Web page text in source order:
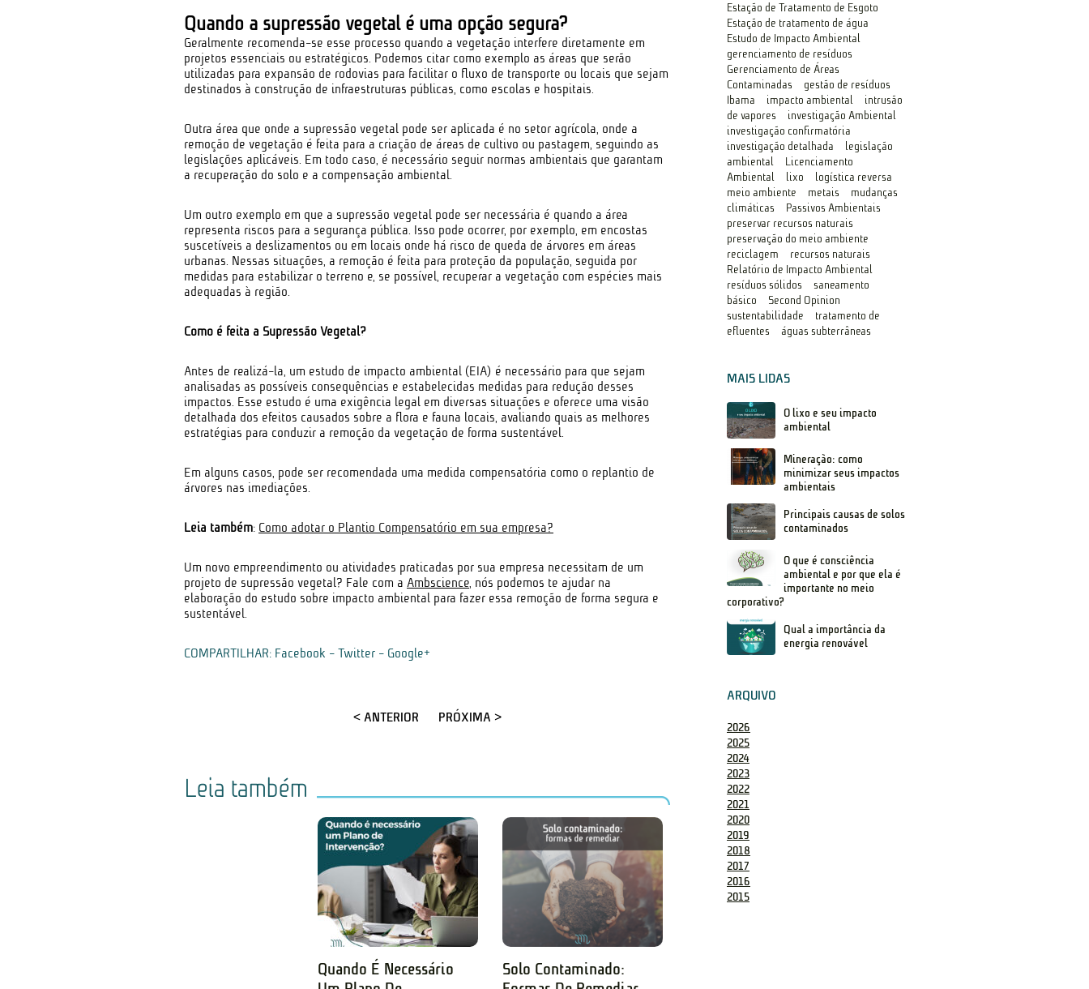
Quando a supressão vegetal é uma opção segura?
Geralmente recomenda-se esse processo quando a vegetação interfere diretamente em
projetos essenciais ou estratégicos. Podemos citar como exemplo as áreas que serão
utilizadas para expansão de rodovias para facilitar o fluxo de transporte ou locais que sejam
destinados à construção de infraestruturas públicas, como escolas e hospitais.
Outra área que onde a supressão vegetal pode ser aplicada é no setor agrícola, onde a
remoção de vegetação é feita para a criação de áreas de cultivo ou pastagem, seguindo as
legislações aplicáveis. Em todo caso, é necessário seguir normas ambientais que garantam
a recuperação do solo e a compensação ambiental.
Um outro exemplo em que a supressão vegetal pode ser necessária é quando a área
representa riscos para a segurança pública. Isso pode ocorrer, por exemplo, em encostas
suscetíveis a deslizamentos ou em locais onde há risco de queda de árvores em áreas
urbanas. Nessas situações, a remoção é feita para proteção da população, seguida por
medidas para estabilizar o terreno e, se possível, recuperar a vegetação com espécies mais
adequadas à região.
Como é feita a Supressão Vegetal?
Antes de realizá-la, um estudo de impacto ambiental (EIA) é necessário para que sejam
analisadas as possíveis consequências e estabelecidas medidas para redução desses
impactos. Esse estudo é uma exigência legal em diversas situações e oferece uma visão
detalhada dos efeitos causados sobre a flora e fauna locais, avaliando quais as melhores
estratégias para conduzir a remoção da vegetação de forma sustentável.
Em alguns casos, pode ser recomendada uma medida compensatória como o replantio de
árvores nas imediações.
Leia também: Como adotar o Plantio Compensatório em sua empresa?
Um novo empreendimento ou atividades praticadas por sua empresa necessitam de um
projeto de supressão vegetal? Fale com a Ambscience, nós podemos te ajudar na
elaboração do estudo sobre impacto ambiental para fazer essa remoção de forma segura e
sustentável.
COMPARTILHAR: Facebook - Twitter - Google+
< ANTERIOR PRÓXIMA >
Leia também
Quando É Necessário
Solo Contaminado:
Estação de Tratamento de Esgoto
Estação de tratamento de água
Estudo de Impacto Ambiental
gerenciamento de resíduos
Gerenciamento de Áreas
Contaminadas
gestão de resíduos
Ibama
impacto ambiental
intrusão
de vapores
investigação Ambiental
investigação confirmatória
investigação detalhada
legislação
ambiental
Licenciamento
Ambiental
lixo
logística reversa
meio ambiente
metais
mudanças
climáticas
Passivos Ambientais
preservar recursos naturais
preservação do meio ambiente
reciclagem
recursos naturais
Relatório de Impacto Ambiental
resíduos sólidos
saneamento
básico
Second Opinion
sustentabilidade
tratamento de
efluentes
águas subterrâneas
MAIS LIDAS
O lixo e seu impacto
ambiental
Mineração: como
minimizar seus impactos
ambientais
Principais causas de solos
contaminados
O que é consciência
ambiental e por que ela é
importante no meio
corporativo?
Qual a importância da
energia renovável
ARQUIVO
2026
2025
2024
2023
2022
2021
2020
2019
2018
2017
2016
2015